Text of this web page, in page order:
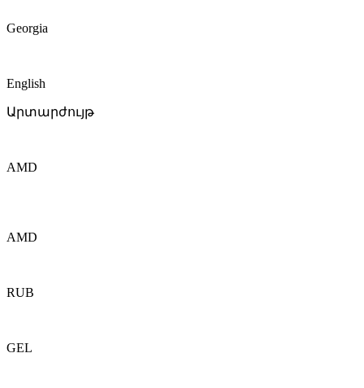
Georgia
English
Արտարժույթ
AMD
AMD
RUB
GEL